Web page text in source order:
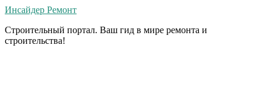
Инсайдер Ремонт
Строительный портал. Ваш гид в мире ремонта и
строительства!